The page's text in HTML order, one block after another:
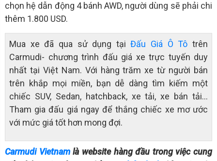
chọn hệ dẫn động 4 bánh AWD, người dùng sẽ phải chi
thêm 1.800 USD.
Mua xe đã qua sử dụng tạiĐấu Giá Ô Tô trên
Carmudi- chương trình đấu giá xe trực tuyến duy
nhất tại Việt Nam. Với hàng trăm xe từ người bán
trên khắp mọi miền, bạn dễ dàng tìm kiếm một
chiếc SUV, Sedan, hatchback, xe tải, xe bán tải…
Tham gia đấu giá ngay để thắng chiếc xe mơ ước
với mức giá tốt hơn mong đợi.
Carmudi Vietnamlà website hàng đầu trong việc cung